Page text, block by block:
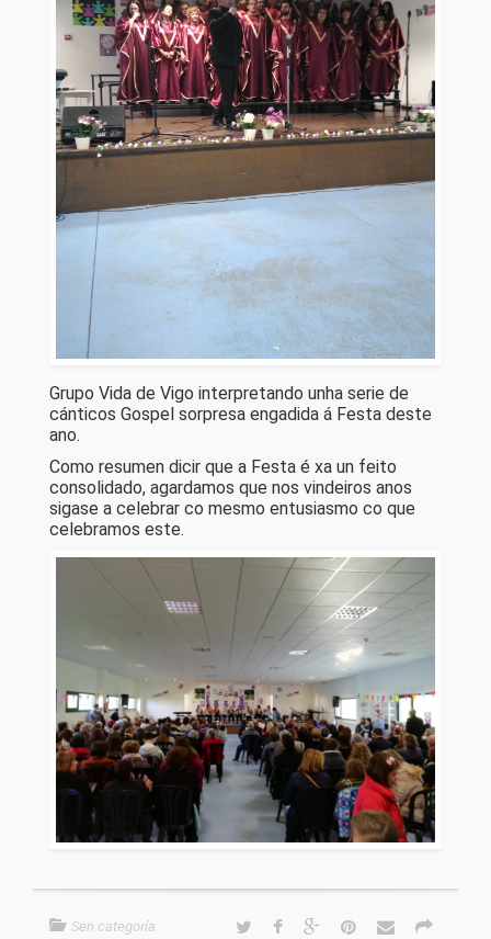
Grupo Vida de Vigo interpretando unha serie de
cánticos Gospel sorpresa engadida á Festa deste
ano.
Como resumen dicir que a Festa é xa un feito
consolidado, agardamos que nos vindeiros anos
sigase a celebrar co mesmo entusiasmo co que
celebramos este.
Sen categoría